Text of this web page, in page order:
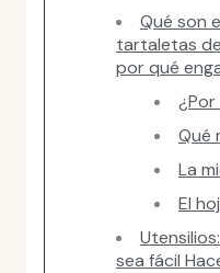
Qué son
tartaletas
por qué
Qué
La
El
sea fácil